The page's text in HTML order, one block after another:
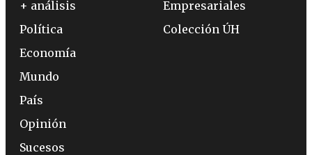
+ análisis
Política
Economía
Mundo
País
Opinión
Sucesos
Empresariales
Colección ÚH